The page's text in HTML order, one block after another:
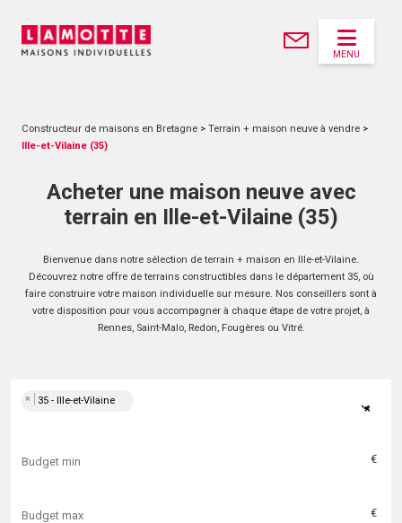
MENU
Constructeur de maisons en Bretagne > Terrain + maison neuve à vendre >
Ille-et-Vilaine (35)
Acheter une maison neuve avec
terrain en Ille-et-Vilaine (35)
Bienvenue dans notre sélection de terrain + maison en Ille-et-Vilaine.
Découvrez notre offre de terrains constructibles dans le département 35, où
faire construire votre maison individuelle sur mesure. Nos conseillers sont à
votre disposition pour vous accompagner à chaque étape de votre projet, à
Rennes, Saint-Malo, Redon, Fougères ou Vitré.
×
× 35 - Ille-et-Vilaine
€
€